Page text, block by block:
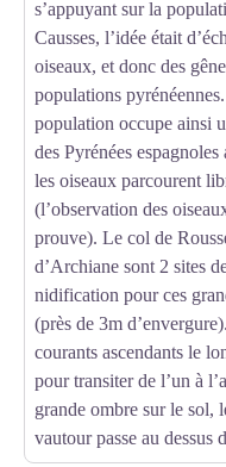
s’appuyant sur la
Causses, l’idée était
oiseaux, et donc des
populations
population occupe ainsi
des Pyrénées
les oiseaux parcourent
(l’observation des
prouve). Le col de
d’Archiane sont 2 sites
nidification pour ces
(près de 3m
courants ascendants le
pour transiter de l’un à
grande ombre sur le sol,
vautour passe au dessus